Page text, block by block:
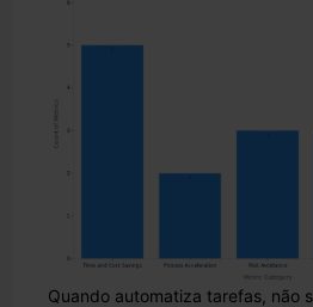
Quando automatiza tarefas, não